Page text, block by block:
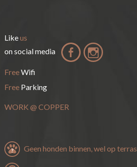
Likeus
on social media
FreeWifi
FreeParking
WORK @ COPPER
Geen honden binnen, wel op terras